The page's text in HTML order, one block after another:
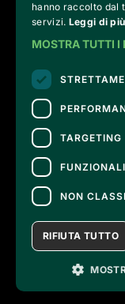
FVG
FONDAZIONE
is the operational
Fondazione,
program,
and hiring the
Per informazioni e
Per informazioni sul
hanno raccolto dal
servizi. Leggi di più
MOSTRA TUTTI I
TARGETING
NON
RIFIUTA TUTTO